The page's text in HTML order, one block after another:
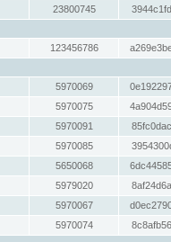
23800745
123456786
5970069
5970075
5970091
5970085
5650068
5979020
5970067
5970074